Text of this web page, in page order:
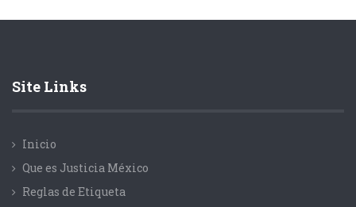
Site Links
Inicio
Que es Justicia México
Reglas de Etiqueta